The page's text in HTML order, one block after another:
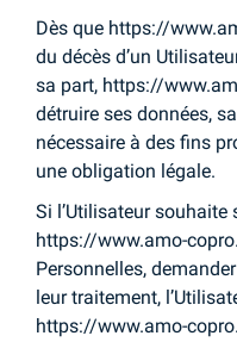
Dès que https://
du décès d’un
sa part, https://
détruire ses données,
nécessaire à des fins
une obligation légale.
Si l’Utilisateur
https://www.amo-
Personnelles,
leur traitement,
https://www.amo-